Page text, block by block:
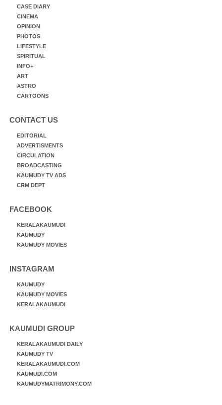
CASE DIARY
CINEMA
OPINION
PHOTOS
LIFESTYLE
SPIRITUAL
INFO+
ART
ASTRO
CARTOONS
CONTACT US
EDITORIAL
ADVERTISMENTS
CIRCULATION
BROADCASTING
KAUMUDY TV ADS
CRM DEPT
FACEBOOK
KERALAKAUMUDI
KAUMUDY
KAUMUDY MOVIES
INSTAGRAM
KAUMUDY
KAUMUDY MOVIES
KERALAKAUMUDI
KAUMUDI GROUP
KERALAKAUMUDI DAILY
KAUMUDY TV
KERALAKAUMUDI.COM
KAUMUDI.COM
KAUMUDYMATRIMONY.COM